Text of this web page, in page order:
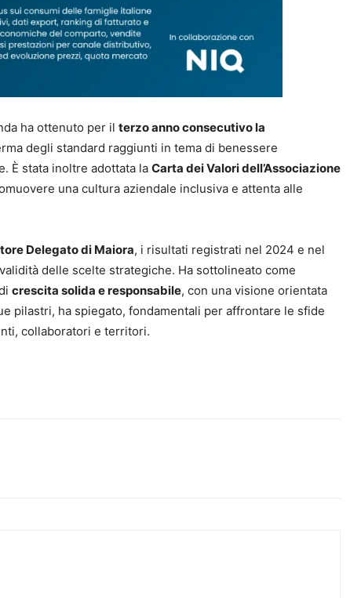
ha ottenuto per il terzo anno consecutivo la
degli standard raggiunti in tema di benessere
È stata inoltre adottata la Carta dei Valori dell’Associazione
una cultura aziendale inclusiva e attenta alle
Delegato di Maiora, i risultati registrati nel 2024 e nel
delle scelte strategiche. Ha sottolineato come
crescita solida e responsabile, con una visione orientata
pilastri, ha spiegato, fondamentali per affrontare le sfide
collaboratori e territori.